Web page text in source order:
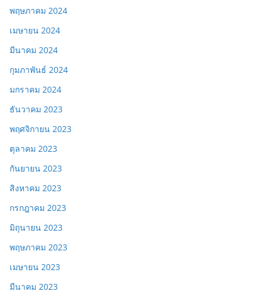
พฤษภาคม 2024
เมษายน 2024
มีนาคม 2024
กุมภาพันธ์ 2024
มกราคม 2024
ธันวาคม 2023
พฤศจิกายน 2023
ตุลาคม 2023
กันยายน 2023
สิงหาคม 2023
กรกฎาคม 2023
มิถุนายน 2023
พฤษภาคม 2023
เมษายน 2023
มีนาคม 2023